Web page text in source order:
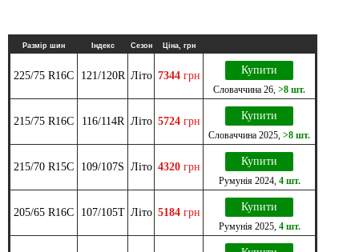
Размір шин Індекс Сезон Ціна, грн
225/75 R16C 121/120R Літо 7344 грн Купити
Словаччина 26 >8 шт.
215/75 R16C 116/114R Літо 5724 грн Купити
Словаччина 2025 >8 шт.
215/70 R15C 109/107S Літо 4320 грн Купити
Румунія2024, 4 шт.
205/65 R16C 107/105T Літо 5184 грн Купити
Румунія2025, 4 шт.